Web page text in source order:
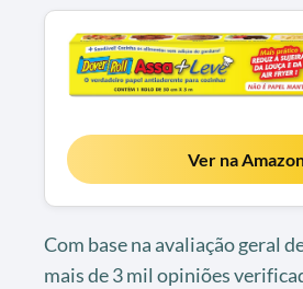
Ver na
Com base na avaliação geral
mais de 3 mil opiniões